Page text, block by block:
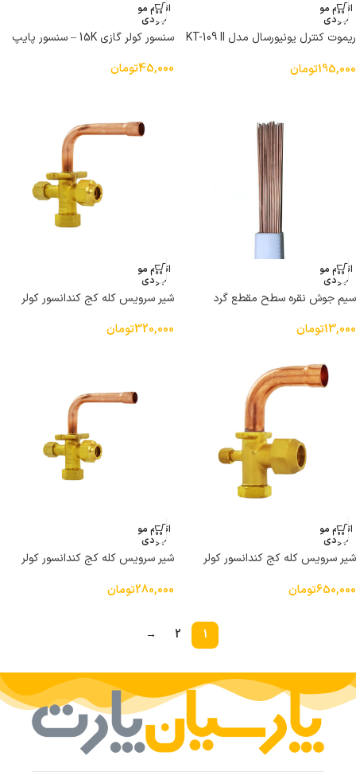
اتمام مو
جودی
ریموت کنترل یونیورسال مدل KT-109 II
195,000تومان
اتمام مو
جودی
سنسور کولر گازی 15K – سنسور پایپ
45,000تومان
اتمام مو
جودی
سیم جوش نقره سطح مقطع گرد
13,000تومان
اتمام مو
جودی
شیر سرویس کله کج کندانسور کولر
320,000تومان
اتمام مو
جودی
شیر سرویس کله کج کندانسور کولر
650,000تومان
اتمام مو
جودی
شیر سرویس کله کج کندانسور کولر
280,000تومان
1
2
→